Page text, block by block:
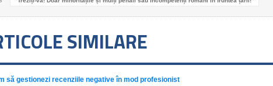
SIMILARE
să gestionezi recenziile negative în mod profesionist